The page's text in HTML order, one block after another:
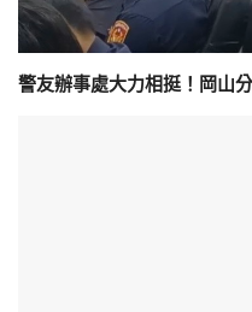
警友辦事處大力相挺！岡山